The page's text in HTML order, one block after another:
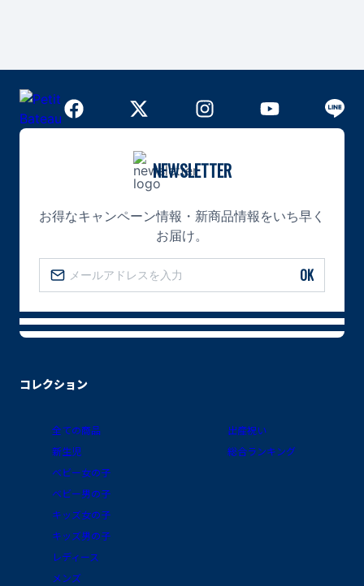
コレクション
全ての商品
新生児
ベビー女の子
ベビー男の子
キッズ女の子
キッズ男の子
レディース
メンズ
出産祝い
総合ランキング
NEWSLETTER
お得なキャンペーン情報・新商品情報をいち早く
お届け。
OK